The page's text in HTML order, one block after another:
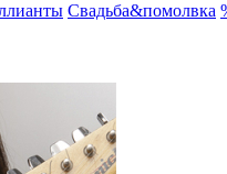
Свадьба&помолвка